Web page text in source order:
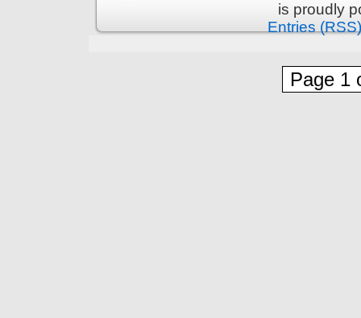
is proudly
Entries (RSS)
Page 1